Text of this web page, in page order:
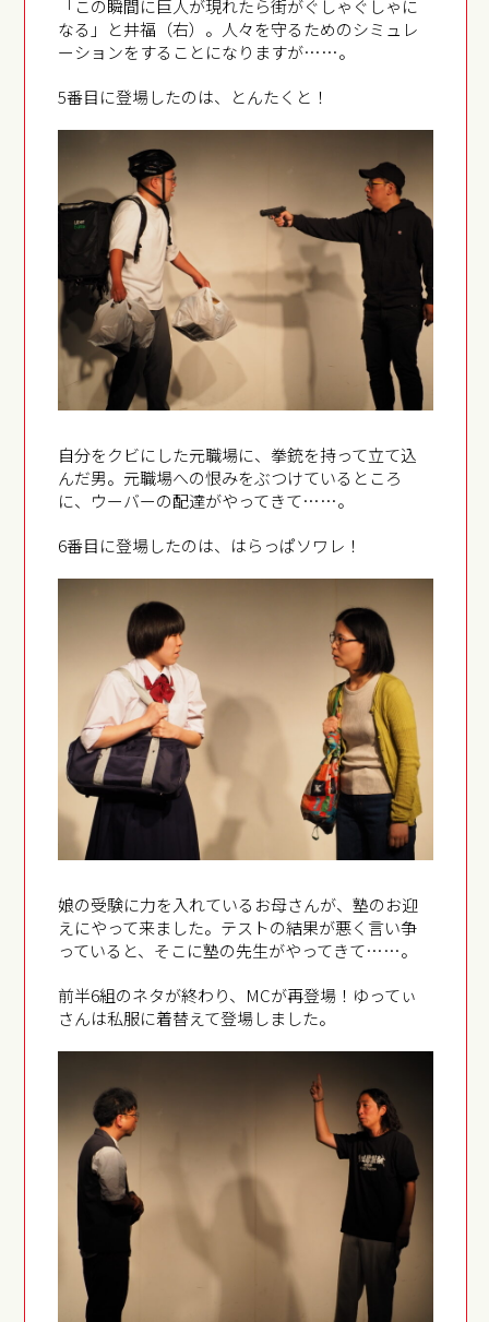
「この瞬間に巨人が現れたら街がぐしゃぐしゃに
なる」と井福（右）。人々を守るためのシミュレ
ーションをすることになりますが……。
5番目に登場したのは、とんたくと！
自分をクビにした元職場に、拳銃を持って立て込
んだ男。元職場への恨みをぶつけているところ
に、ウーバーの配達がやってきて……。
6番目に登場したのは、はらっぱソワレ！
娘の受験に力を入れているお母さんが、塾のお迎
えにやって来ました。テストの結果が悪く言い争
っていると、そこに塾の先生がやってきて……。
前半6組のネタが終わり、MCが再登場！ゆってぃ
さんは私服に着替えて登場しました。